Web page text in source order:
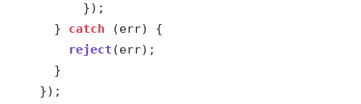
});
} catch (err) {
reject (err);
}
  });